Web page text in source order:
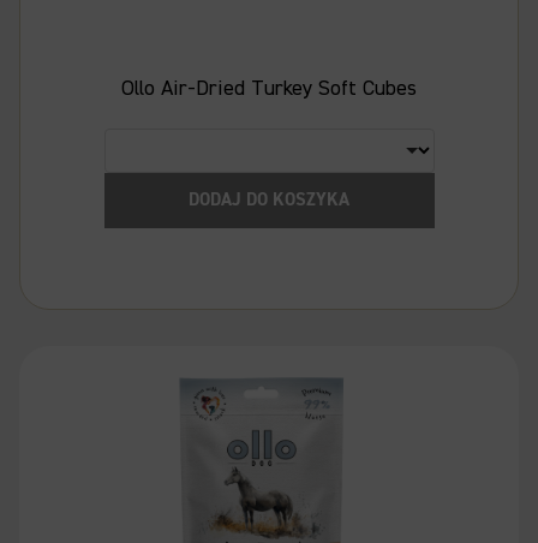
Ollo Air-Dried Turkey Soft Cubes
DODAJ DO KOSZYKA